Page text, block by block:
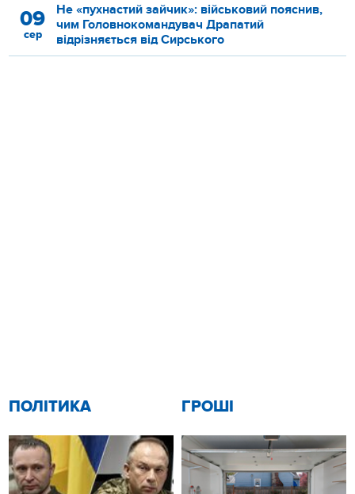
09
сер
Не «пухнастий зайчик»: військовий пояснив,
чим Головнокомандувач Драпатий
відрізняється від Сирського
ПОЛІТИКА ГРОШІ